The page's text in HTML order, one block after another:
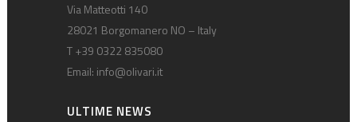
Via Matteotti 140
28021 Borgomanero NO – Italy
T +39 0322 835080
Email: info@olivari.it
ULTIME NEWS